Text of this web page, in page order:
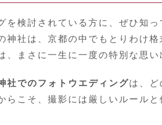
を検討されている方に、ぜひ知
神社は、京都の中でもとりわけ
、まさに一生に一度の特別な思い
社でのフォトウエディングは、ど
らこそ、撮影には厳しいルール